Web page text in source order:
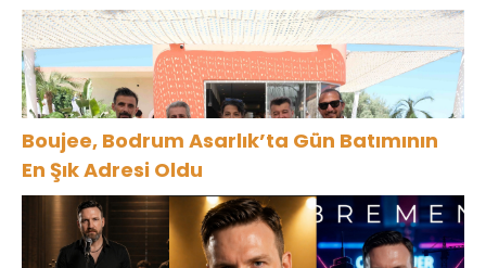
Boujee, Bodrum Asarlık’ta Gün Batımının
En Şık Adresi Oldu